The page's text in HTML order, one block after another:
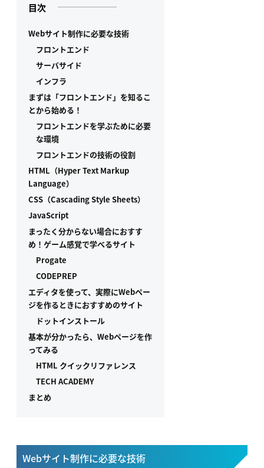
目次
Webサイト制作に必要な技術
フロントエンド
サーバサイド
インフラ
まずは「フロントエンド」を知るこ
とから始める！
フロントエンドを学ぶために必要
な環境
フロントエンドの技術の役割
HTML（Hyper Text Markup
Language）
CSS（Cascading Style Sheets）
JavaScript
まったく分からない場合におすす
め！ゲーム感覚で学べるサイト
Progate
CODEPREP
エディタを使って、実際にWebペー
ジを作るときにおすすめのサイト
ドットインストール
基本が分かったら、Webページを作
ってみる
HTML クイックリファレンス
TECH ACADEMY
まとめ
Webサイト制作に必要な技術